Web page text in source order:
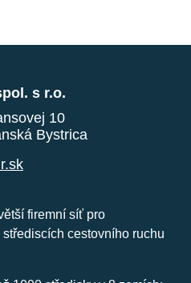
s r.o.
10
Bystrica
firemní síť pro
cestovního ruchu